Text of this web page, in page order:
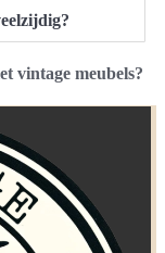
vintage meubels?